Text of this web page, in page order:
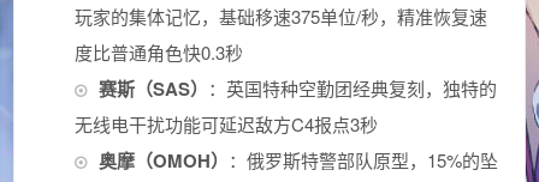
玩家的集体记忆，基础移速375单位/秒，精准恢复速
度比普通角色快0.3秒
赛斯（SAS） ：英国特种空勤团经典复刻，独特的
无线电干扰功能可延迟敌方C4报点3秒
奥摩（OMOH） ：俄罗斯特警部队原型，15%的坠